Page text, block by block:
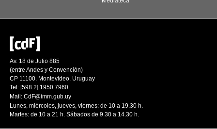
Av. 18 de Julio 885
(entre Andes y Convención)
CP 11100. Montevideo. Uruguay
Tel: [598 2] 1950 7960
Mail: CdF@imm.gub.uy
Lunes, miércoles, jueves, viernes: de 10 a 19.30 h.
Martes: de 10 a 21 h. Sábados de 9.30 a 14.30 h.